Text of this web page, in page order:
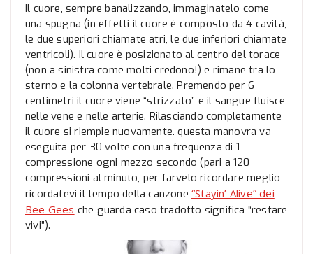
Il cuore, sempre banalizzando, immaginatelo come
una spugna (in effetti il cuore è composto da 4 cavità,
le due superiori chiamate atri, le due inferiori chiamate
ventricoli). Il cuore è posizionato al centro del torace
(non a sinistra come molti credono!) e rimane tra lo
sterno e la colonna vertebrale. Premendo per 6
centimetri il cuore viene “strizzato” e il sangue fluisce
nelle vene e nelle arterie. Rilasciando completamente
il cuore si riempie nuovamente. questa manovra va
eseguita per 30 volte con una frequenza di 1
compressione ogni mezzo secondo (pari a 120
compressioni al minuto, per farvelo ricordare meglio
ricordatevi il tempo della canzone “Stayin’ Alive” dei
Bee Gees che guarda caso tradotto significa “restare
vivi”).